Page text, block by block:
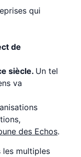
qui
de
siècle. Un tel
va
des Echos.
les multiples